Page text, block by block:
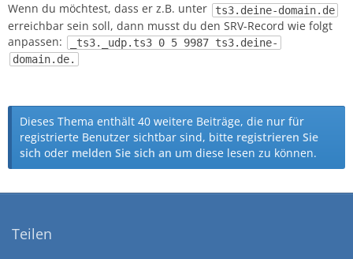
Wenn du möchtest, dass er z.B. unter ts3.deine-domain.de
erreichbar sein soll, dann musst du den SRV-Record wie folgt
anpassen:
_ts3._udp.ts3 0 5 9987 ts3.deine-
domain.de.
Dieses Thema enthält 40 weitere Beiträge, die nur für
registrierte Benutzer sichtbar sind, bitte registrieren Sie
sich oder melden Sie sich an um diese lesen zu können.
Teilen